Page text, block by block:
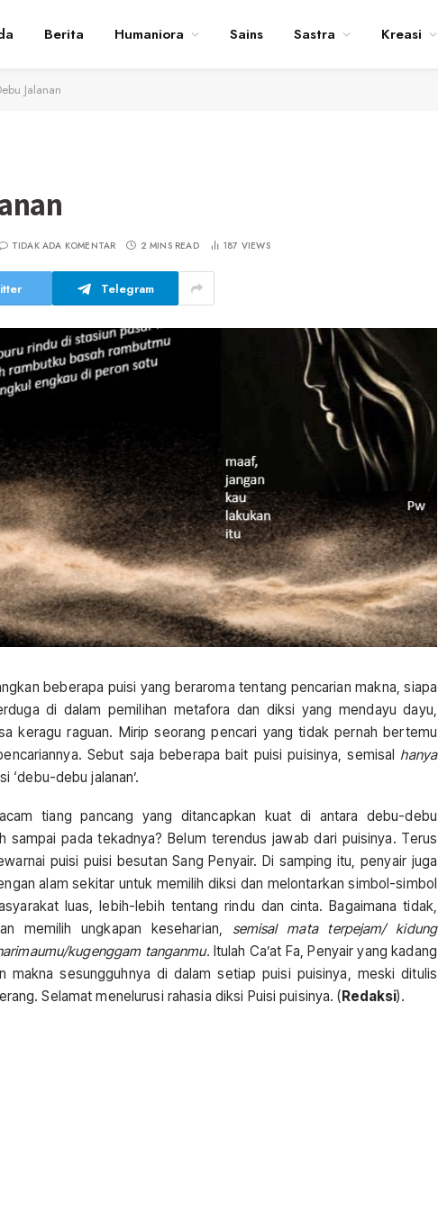
Berita Humaniora Sains Sastra Kreasi
Jalanan
TIDAK ADA KOMENTAR 2 MINS READ 187 VIEWS
Telegram
beberapa puisi yang beraroma tentang pencarian makna, siapa
di dalam pemilihan metafora dan diksi yang mendayu dayu,
keragu raguan. Mirip seorang pencari yang tidak pernah bertemu
Sebut saja beberapa bait puisi puisinya, semisal hanya
‘debu-debu jalanan’.
tiang pancang yang ditancapkan kuat di antara debu-debu
sampai pada tekadnya? Belum terendus jawab dari puisinya. Terus
puisi puisi besutan Sang Penyair. Di samping itu, penyair juga
alam sekitar untuk memilih diksi dan melontarkan simbol-simbol
luas, lebih-lebih tentang rindu dan cinta. Bagaimana tidak,
memilih ungkapan keseharian, semisal mata terpejam/ kidung
kugenggam tanganmu. Itulah Ca’at Fa, Penyair yang kadang
makna sesungguhnya di dalam setiap puisi puisinya, meski ditulis
Selamat menelurusi rahasia diksi Puisi puisinya. (Redaksi).